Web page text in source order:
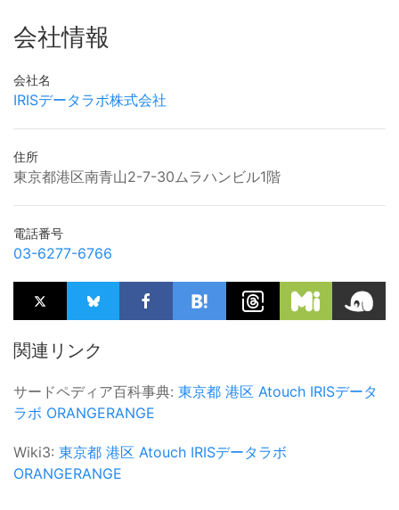
会社情報
会社名
IRISデータラボ株式会社
住所
東京都港区南青山2-7-30ムラハンビル1階
電話番号
03-6277-6766
関連リンク
サードペディア百科事典: 東京都 港区 Atouch IRISデータ
ラボ ORANGERANGE
Wiki3: 東京都 港区 Atouch IRISデータラボ
ORANGERANGE